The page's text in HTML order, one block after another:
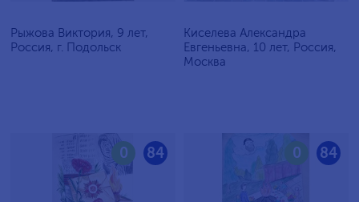
Рыжова Виктория, 9 лет,
Россия, г. Подольск
Киселева Александра
Евгеньевна, 10 лет, Россия,
Москва
84
0 84
0